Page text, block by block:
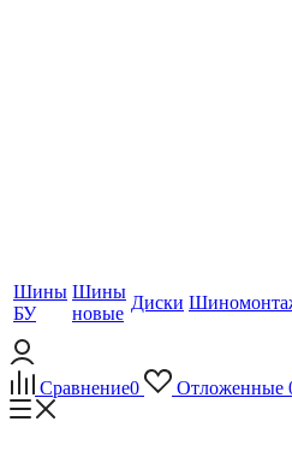
Шины
БУ
Шины
новые
Диски
Сравнение0 Отложенные